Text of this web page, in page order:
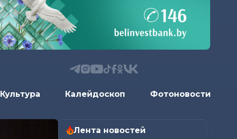
Культура Калейдоскоп Фотоновости
Лента новостей